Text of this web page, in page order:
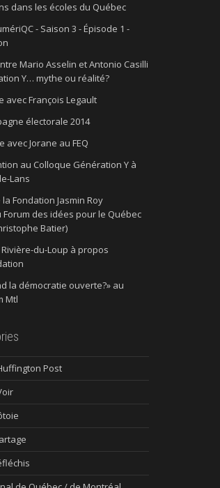
dans les écoles du Québec
- Saison 3 - Épisode 1 -
Mario Asselin et Antonio Casilli
Y… mythe ou réalité?
avec François Legault
électorale 2014
avec Jorane au FEQ
au Colloque Génération Y à
Lans
Fondation Jasmin Roy
Forum des idées pour le Québec
Batier)
Rivière-du-Loup à propos
la démocratie ouverte?» au
Mtl
Post